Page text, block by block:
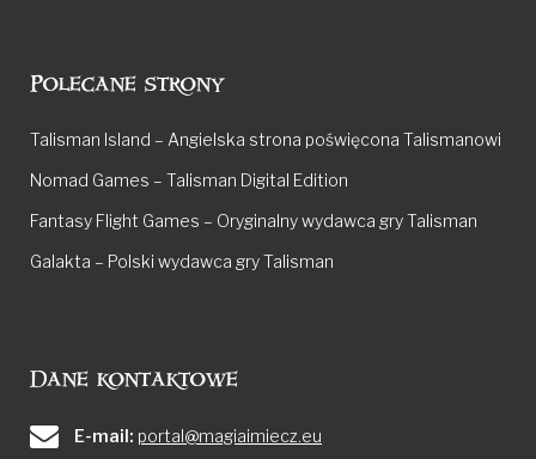
Polecane strony
Talisman Island – Angielska strona poświęcona Talismanowi
Nomad Games – Talisman Digital Edition
Fantasy Flight Games – Oryginalny wydawca gry Talisman
Galakta – Polski wydawca gry Talisman
Dane kontaktowe
E-mail: portal@magiaimiecz.eu